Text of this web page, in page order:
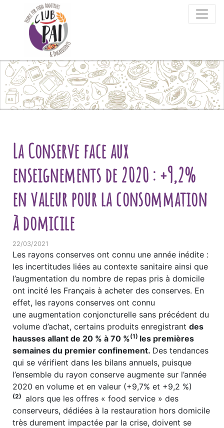
Skip to content
La Conserve face aux
enseignements de 2020 : +9,2%
en valeur pour la consommation
à domicile
22/03/2021
Les rayons conserves ont connu une année inédite :
les incertitudes liées au contexte sanitaire ainsi que
l’augmentation du nombre de repas pris à domicile
ont incité les Français à acheter des conserves. En
effet, les rayons conserves ont connu
une augmentation conjoncturelle sans précédent du
volume d’achat, certains produits enregistrant des
hausses allant de 20 % à 70 %(1) les premières
semaines du premier confinement. Des tendances
qui se vérifient dans les bilans annuels, puisque
l’ensemble du rayon conserve augmente sur l’année
2020 en volume et en valeur (+9,7% et +9,2 %)
(2) alors que les offres « food service » des
conserveurs, dédiées à la restauration hors domicile
très durement impactée par la crise, doivent se